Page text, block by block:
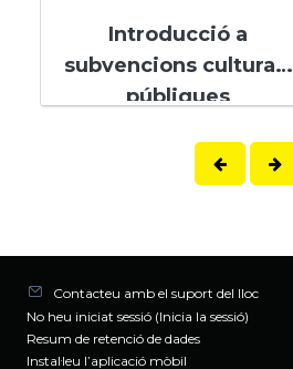
Introducció a
subvencions culturals
públiques
Contacteu amb el suport del lloc
No heu iniciat sessió (Inicia la sessió)
Resum de retenció de dades
Instal·leu l’aplicació mòbil